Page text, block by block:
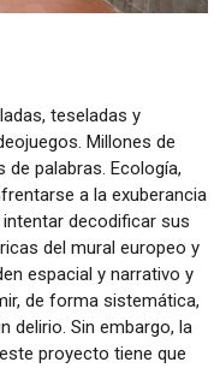
teseladas y
Millones de
palabras. Ecología,
a la exuberancia
decodificar sus
del mural europeo y
espacial y narrativo y
de forma sistemática,
delirio. Sin embargo, la
proyecto tiene que